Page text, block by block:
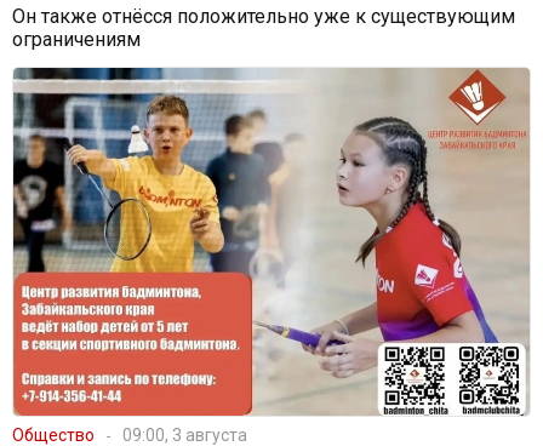
Он также отнёсся положительно уже к существующим
ограничениям
Общество 09:00, 3 августа